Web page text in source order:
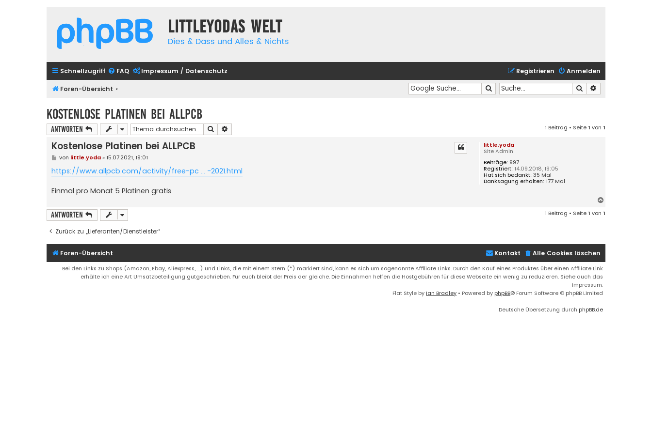
Littleyodas Welt
Dies & Dass und Alles & Nichts
Schnellzugriff FAQ Impressum / Datenschutz Anmelden
Registrieren
Foren-Übersicht Suche
Suche
Kostenlose Platinen bei ALLPCB
Antworten Suche 1 Beitrag • Seite1 von 1
little.yoda
Site Admin
Beiträge: 997
Registriert: 14.09.2018, 19:05
Hat sich bedankt: 35 Mal
Danksagung erhalten: 177 Mal
Kostenlose Platinen bei ALLPCB
B
i
t
a
g
von little.yoda» 15.07.2021, 19:01
https://www.allpcb.com/activity/free-pc ... -2021.html
Einmal pro Monat 5 Platinen gratis.
b
n
Antworten 1 Beitrag • Seite1 von 1
Zurück zu „Lieferanten/Dienstleister“
Foren-Übersicht Alle Cookies löschen
Kontakt
Bei den Links zu Shops (Amazon, Ebay, Aliexpress, ...) und Links, die mit einem Stern (*) markiert sind, kann es sich um sogenannte Affiliate Links. Durch den Kauf eines Produktes über einen Affiliate Link
erhälte ich eine Art Umsatzbeteiligung gutgeschrieben. Für euch bleibt der Preis der gleiche. Die Einnahmen helfen die Hostgebühren für diese Webseite ein wenig zu reduzieren. Siehe auch das
Impressum.
Flat Style by Ian Bradley • Powered by phpBB® Forum Software © phpBB Limited
Deutsche Übersetzung durch phpBB.de